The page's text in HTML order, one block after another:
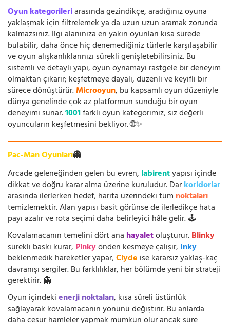
Oyun kategorileriarasında gezindikçe, aradığınız oyuna
yaklaşmak için filtrelemek ya da uzun uzun aramak zorunda
kalmazsınız. İlgi alanınıza en yakın oyunları kısa sürede
bulabilir, daha önce hiç denemediğiniz türlerle karşılaşabilir
ve oyun alışkanlıklarınızı sürekli genişletebilirsiniz. Bu
sistemli ve detaylı yapı, oyun oynamayı rastgele bir deneyim
olmaktan çıkarır; keşfetmeye dayalı, düzenli ve keyifli bir
sürece dönüştürür.Microoyun, bu kapsamlı oyun düzeniyle
dünya genelinde çok az platformun sunduğu bir oyun
deneyimi sunar.1001farklı oyun kategorimiz, siz değerli
oyuncuların keşfetmesini bekliyor. 🌐✨
Pac-Man Oyunları👻
Arcade geleneğinden gelen bu evren, labirentyapısı içinde
dikkat ve doğru karar alma üzerine kuruludur. Darkoridorlar
arasında ilerlerken hedef, harita üzerindeki tüm noktaları
temizlemektir. Alan yapısı basit görünse de ilerledikçe hata
payı azalır ve rota seçimi daha belirleyici hâle gelir. 🕹️
Kovalamacanın temelini dört ana hayaletoluşturur.Blinky
sürekli baskı kurar, Pinkyönden kesmeye çalışır, Inky
beklenmedik hareketler yapar,Clyde ise kararsız yaklaş-kaç
davranışı sergiler. Bu farklılıklar, her bölümde yeni bir strateji
gerektirir. 👻
Oyun içindekienerji noktaları, kısa süreli üstünlük
sağlayarak kovalamacanın yönünü değiştirir. Bu anlarda